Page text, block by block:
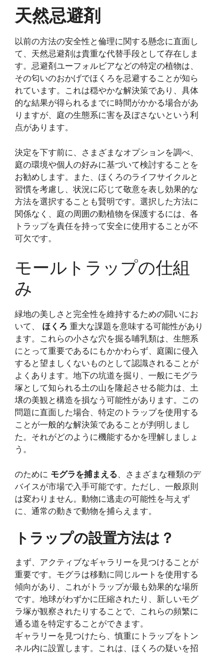
天然忌避剤
以前の方法の安全性と倫理に関する懸念に直面し
て、天然忌避剤は貴重な代替手段として存在しま
す。忌避剤ユーフォルビアなどの特定の植物は、
その匂いのおかげでほくろを忌避することが知ら
れています。これは穏やかな解決策であり、具体
的な結果が得られるまでに時間がかかる場合があ
りますが、庭の生態系に害を及ぼさないという利
点があります。
決定を下す前に、さまざまなオプションを調べ、
庭の環境や個人の好みに基づいて検討することを
お勧めします。また、ほくろのライフサイクルと
習慣を考慮し、状況に応じて敬意を表し効果的な
方法を選択することも賢明です。選択した方法に
関係なく、庭の周囲の動植物を保護するには、各
トラップを責任を持って安全に使用することが不
可欠です。
モールトラップの仕組
み
緑地の美しさと完全性を維持するための闘いにお
いて、 ほくろ 重大な課題を意味する可能性があり
ます。これらの小さな穴を掘る哺乳類は、生態系
にとって重要であるにもかかわらず、庭園に侵入
すると望ましくないものとして認識されることが
よくあります。地下の坑道を掘り、一般にモグラ
塚として知られる土の山を隆起させる能力は、土
壌の美観と構造を損なう可能性があります。この
問題に直面した場合、特定のトラップを使用する
ことが一般的な解決策であることが判明しまし
た。それがどのように機能するかを理解しましょ
う。
のために モグラを捕まえる、さまざまな種類のデ
バイスが市場で入手可能です。ただし、一般原則
は変わりません。動物に逃走の可能性を与えず
に、通常の動きで動物を捕らえます。
トラップの設置方法は？
まず、アクティブなギャラリーを見つけることが
重要です。モグラは移動に同じルートを使用する
傾向があり、これがトラップが最も効果的な場所
です。地球がわずかに圧縮されたり、新しいモグ
ラ塚が観察されたりすることで、これらの頻繁に
通る道を特定することができます。
ギャラリーを見つけたら、慎重にトラップをトン
ネル内に設置します。これは、ほくろの疑いを招